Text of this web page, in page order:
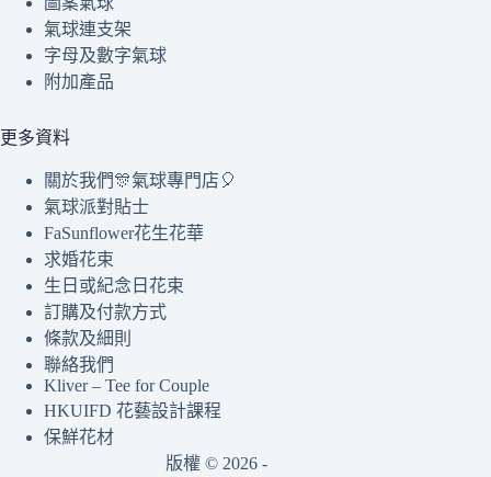
氣球連支架
字母及數字氣球
附加產品
更多資料
關於我們🎊氣球專門店🎈
氣球派對貼士
FaSunflower花生花華
求婚花束
生日或紀念日花束
訂購及付款方式
條款及細則
聯絡我們
Kliver – Tee for Couple
HKUIFD 花藝設計課程
保鮮花材
版權 © 2026 -